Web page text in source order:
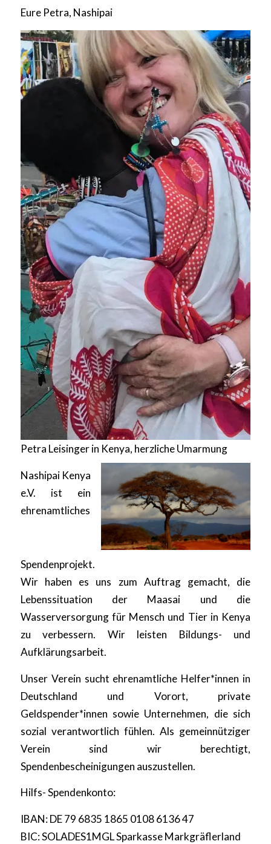
Eure Petra, Nashipai
Petra Leisinger in Kenya, herzliche Umarmung
Nashipai Kenya
e.V. ist ein
ehrenamtliches
Spendenprojekt.
Wir haben es uns zum Auftrag gemacht, die
Lebenssituation der Maasai und die
Wasserversorgung für Mensch und Tier in Kenya
zu verbessern. Wir leisten Bildungs- und
Aufklärungsarbeit.
Unser Verein sucht ehrenamtliche Helfer*innen in
Deutschland und Vorort, private
Geldspender*innen sowie Unternehmen, die sich
sozial verantwortlich fühlen. Als gemeinnütziger
Verein sind wir berechtigt,
Spendenbescheinigungen auszustellen.
Hilfs- Spendenkonto:
IBAN: DE 79 6835 1865 0108 6136 47
BIC: SOLADES1MGL Sparkasse Markgräflerland